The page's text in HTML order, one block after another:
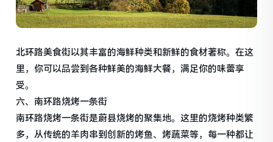
北环路美食街以其丰富的海鲜种类和新鲜的食材著称。在这
里，你可以品尝到各种鲜美的海鲜大餐，满足你的味蕾享
受。
六、南环路烧烤一条街
南环路烧烤一条街是蔚县烧烤的聚集地。这里的烧烤种类繁
多，从传统的羊肉串到创新的烤鱼、烤蔬菜等，每一种都让